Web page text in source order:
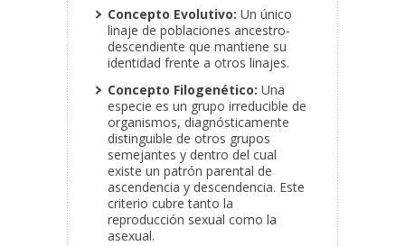
Concepto Evolutivo: Un único
linaje de poblaciones ancestro-
descendiente que mantiene su
identidad frente a otros linajes.
Concepto Filogenético: Una
especie es un grupo irreducible de
organismos, diagnósticamente
distinguible de otros grupos
semejantes y dentro del cual
existe un patrón parental de
ascendencia y descendencia. Este
criterio cubre tanto la
reproducción sexual como la
asexual.